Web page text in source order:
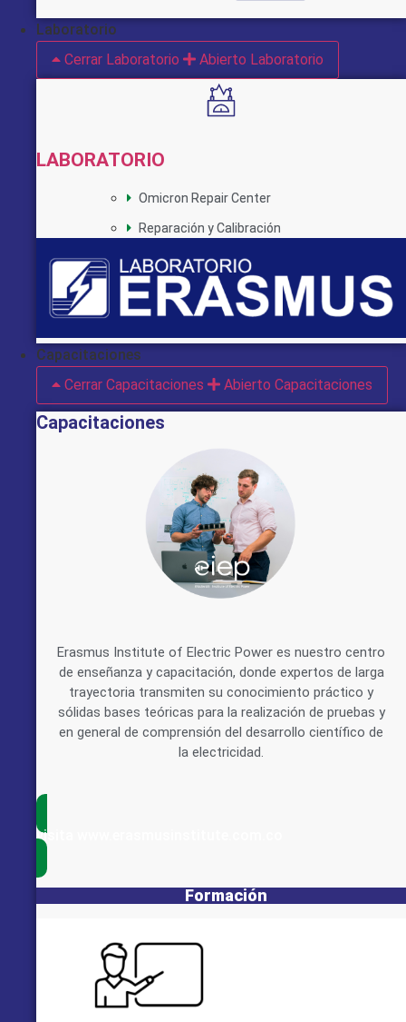
Laboratorio
Cerrar Laboratorio
Abierto Laboratorio
LABORATORIO
Omicron Repair Center
Reparación y Calibración
Capacitaciones
Cerrar Capacitaciones
Abierto Capacitaciones
Capacitaciones
Erasmus Institute of Electric Power es nuestro centro
de enseñanza y capacitación, donde expertos de larga
trayectoria transmiten su conocimiento práctico y
sólidas bases teóricas para la realización de pruebas y
en general de comprensión del desarrollo científico de
la electricidad.
visita www.erasmusinstitute.com.co
Formación